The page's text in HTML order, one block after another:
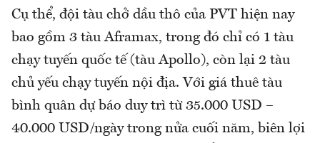
Cụ thể, đội tàu chở dầu thô của PVT hiện nay
bao gồm 3 tàu Aframax, trong đó chỉ có 1 tàu
chạy tuyến quốc tế (tàu Apollo), còn lại 2 tàu
chủ yếu chạy tuyến nội địa. Với giá thuê tàu
bình quân dự báo duy trì từ 35.000 USD –
40.000 USD/ngày trong nửa cuối năm, biên lợi